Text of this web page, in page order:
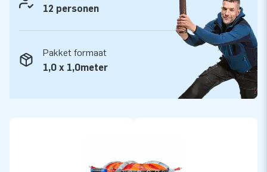
schoon te houden. Op dit Multiplay springkasteel krijg je maar
liefst 5 jaar garantie. Hierdoor lever jij met dit product
Koop de Multiplay XL Brandweer en bezorg jouw klanten de
dag van hun leven!
Kies voor JB, net als 15.000 andere klanten
opblaasattracties op grootse wijze! Klanten zijn bovendien
12 personen
Pakket formaat
1,0 x 1,0meter